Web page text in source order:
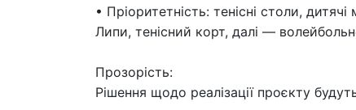
• Пріоритетність: тенісні столи,
Липи, тенісний корт, далі —
Прозорість:
Рішення щодо реалізації проєкту